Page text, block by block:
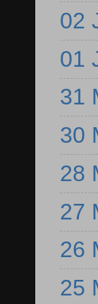
02
01
31
30
28
27
26
25